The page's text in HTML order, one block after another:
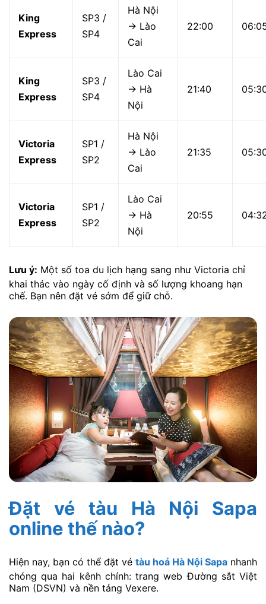
King
Express
SP3 /
SP4
Hà Nội
→ Lào
Cai
22:00
King
Express
SP3 /
SP4
Lào Cai
→ Hà
Nội
21:40
Victoria
Express
SP1 /
SP2
Hà Nội
→ Lào
Cai
21:35
Victoria
Express
SP1 /
SP2
Lào Cai
→ Hà
Nội
20:55
Lưu ý: Một số toa du lịch hạng sang như Victoria chỉ
khai thác vào ngày cố định và số lượng khoang hạn
chế. Bạn nên đặt vé sớm để giữ chỗ.
Đặt vé tàu Hà Nội Sapa
online thế nào?
Hiện nay, bạn có thể đặt vé tàu hoả Hà Nội Sapa nhanh
chóng qua hai kênh chính: trang web Đường sắt Việt
Nam (DSVN) và nền tảng Vexere.